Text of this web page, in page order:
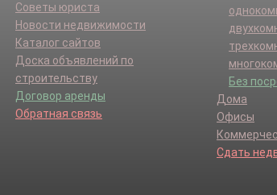
Советы юриста
Новости недвижимости
Каталог сайтов
Доска объявлений по
строительству
Договор аренды
Обратная связь
Без
Дома
Офисы
Сдать